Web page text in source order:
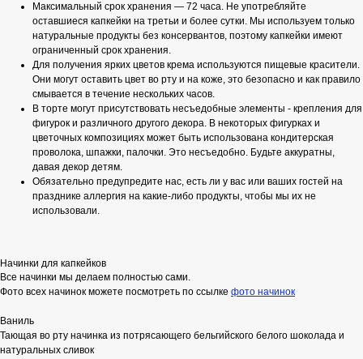
Максимальный срок хранения — 72 часа. Не употребляйте
оставшиеся капкейки на третьи и более сутки. Мы используем только
натуральные продукты без консервантов, поэтому капкейки имеют
ограниченный срок хранения.
Для получения ярких цветов крема используются пищевые красители.
Они могут оставить цвет во рту и на коже, это безопасно и как правило
смывается в течение нескольких часов.
В торте могут присутствовать несъедобные элементы - крепления для
фигурок и различного другого декора. В некоторых фигурках и
цветочных композициях может быть использована кондитерская
проволока, шпажки, палочки. Это несъедобно. Будьте аккуратны,
давая декор детям.
Обязательно предупредите нас, есть ли у вас или ваших гостей на
празднике аллергия на какие-либо продукты, чтобы мы их не
использовали.
Начинки для капкейков
Все начинки мы делаем полностью сами.
Фото всех начинок можете посмотреть по ссылке фото начинок
Ваниль
Тающая во рту начинка из потрясающего бельгийского белого шоколада и
натуральных сливок